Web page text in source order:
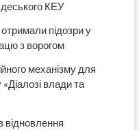
КЕУ
підозри у
з ворогом
механізму для
«Діалозі влади та
відновлення